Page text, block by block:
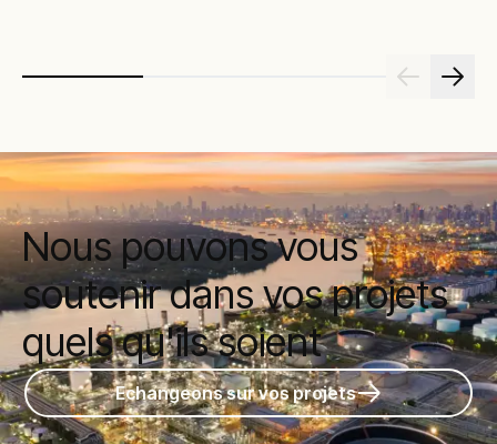
Nous pouvons vous
soutenir dans vos projets
quels qu'ils soient
Echangeons sur vos projets